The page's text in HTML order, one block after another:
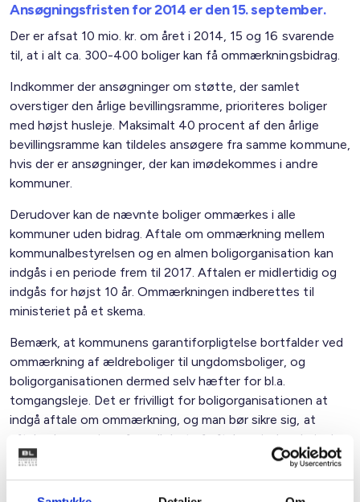
Ansøgningsfristen for 2014 er den 15. september.
Der er afsat 10 mio. kr. om året i 2014, 15 og 16 svarende
til, at i alt ca. 300-400 boliger kan få ommærkningsbidrag.
Indkommer der ansøgninger om støtte, der samlet
overstiger den årlige bevillingsramme, prioriteres boliger
med højst husleje. Maksimalt 40 procent af den årlige
bevillingsramme kan tildeles ansøgere fra samme kommune,
hvis der er ansøgninger, der kan imødekommes i andre
kommuner.
Derudover kan de nævnte boliger ommærkes i alle
kommuner uden bidrag. Aftale om ommærkning mellem
kommunalbestyrelsen og en almen boligorganisation kan
indgås i en periode frem til 2017. Aftalen er midlertidig og
indgås for højst 10 år. Ommærkningen indberettes til
ministeriet på et skema.
Bemærk, at kommunens garantiforpligtelse bortfalder ved
ommærkning af ældreboliger til ungdomsboliger, og
boligorganisationen dermed selv hæfter for bl.a.
tomgangsleje. Det er frivilligt for boligorganisationen at
indgå aftale om ommærkning, og man bør sikre sig, at
aftalen kan opsiges før udløbet af aftaleperioden, hvis der
opstår udlejningsvanskeligheder. Aftalen skal naturligvis
respektere lejernes rettigheder, således at
tilbagemærkning først finder sted i takt med, at de